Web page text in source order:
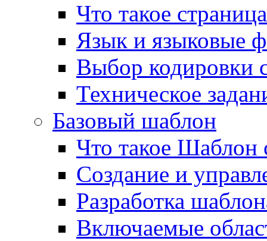
Что такое страница
Язык и языковые
Выбор кодировки
Техническое
Базовый шаблон
Что такое Шаблон
Создание и
Разработка
Включаемые